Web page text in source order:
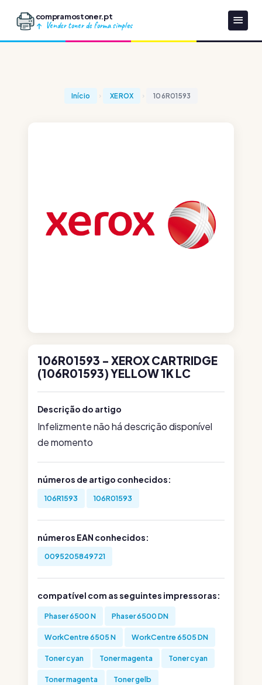
compramostoner.pt
Vender toner de forma simples
Início XEROX 106R01593
106R01593 - XEROX CARTRIDGE
(106R01593) YELLOW 1K LC
Descrição do artigo
Infelizmente não há descrição disponível
de momento
números de artigo conhecidos:
106R1593 106R01593
números EAN conhecidos:
0095205849721
compatível com as seguintes impressoras:
Phaser 6500 N Phaser 6500 DN
WorkCentre 6505 N WorkCentre 6505 DN
Toner cyan Toner magenta Toner cyan
Toner magenta Toner gelb